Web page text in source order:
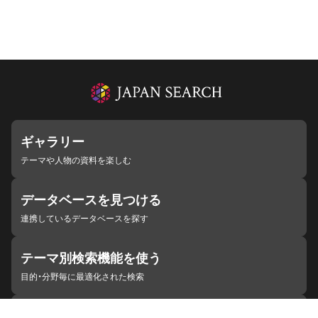
ギャラリー
テーマや人物の資料を楽しむ
データベースを見つける
連携しているデータベースを探す
テーマ別検索機能を使う
目的・分野毎に最適化された検索